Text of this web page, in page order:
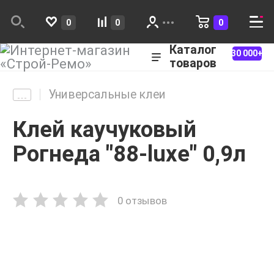
0 0 0
Каталог
товаров
30 000+
Универсальные клеи
Клей каучуковый
Рогнеда "88-luxe" 0,9л
0 отзывов